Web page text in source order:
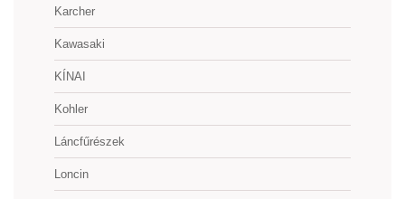
Karcher
Kawasaki
KÍNAI
Kohler
Láncfűrészek
Loncin